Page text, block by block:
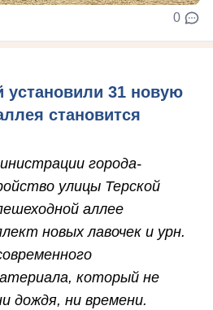
0
установили 31 новую
становится
города-
улицы Терской
аллее
новых лавочек и урн.
который не
дождя, ни времени.